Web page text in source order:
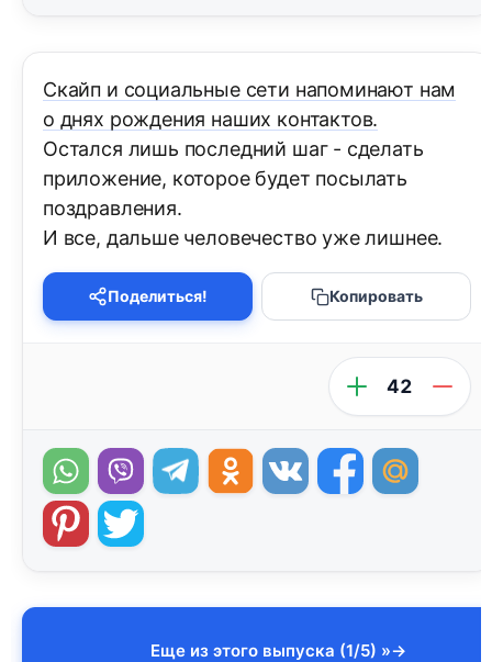
Скайп и социальные сети напоминают нам
о днях рождения наших контактов.
Остался лишь последний шаг - сделать
приложение, которое будет посылать
поздравления.
И все, дальше человечество уже лишнее.
Поделиться! Копировать
42
Еще из этого выпуска (1/5) »